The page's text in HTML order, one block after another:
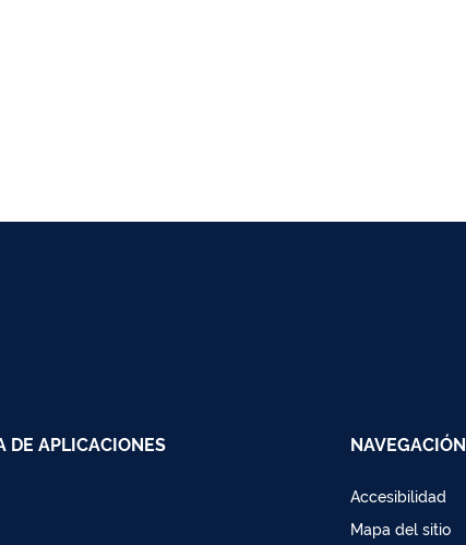
DE APLICACIONES NAVEGACIÓN
Accesibilidad
Mapa del sitio